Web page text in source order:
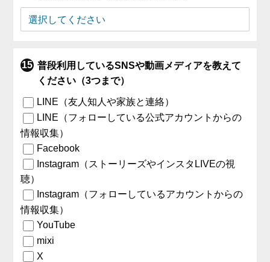
普段利用しているSNSや動画メディアを教えて
ください（3つまで）
LINE（友人知人や家族と連絡）
LINE（フォローしている公式アカウントからの
情報収集）
Facebook
Instagram（ストーリーズやインスタLIVEの視
聴）
Instagram（フォローしているアカウントからの
情報収集）
YouTube
mixi
X